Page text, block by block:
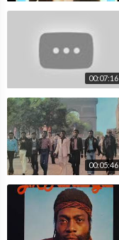
00:07:16
00:05:46